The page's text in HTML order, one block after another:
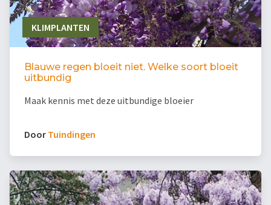
KLIMPLANTEN
Blauwe regen bloeit niet. Welke soort bloeit
uitbundig
Maak kennis met deze uitbundige bloeier
Door Tuindingen